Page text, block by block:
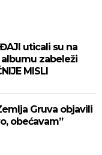
uticali su na
albumu zabeleži
MISLI
Gruva objavili
obećavam”